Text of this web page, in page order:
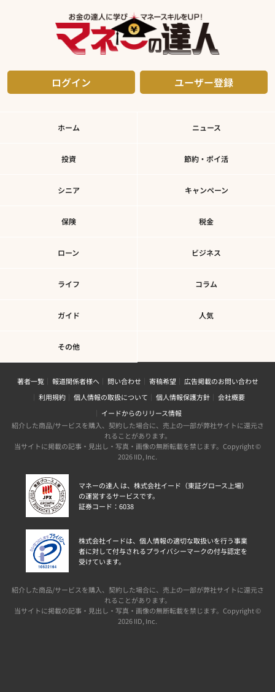
ログイン ユーザー登録
ホーム ニュース
投資 節約・ポイ活
シニア キャンペーン
保険 税金
ローン ビジネス
ライフ コラム
ガイド 人気
その他
著者一覧 報道関係者様へ 問い合わせ 寄稿希望
広告掲載のお問い合わせ
利用規約
個人情報の取扱について 個人情報保護方針
会社概要
イードからのリリース情報
紹介した商品/サービスを購入、契約した場合に、売上の一部が弊社サイトに還元さ
れることがあります。
当サイトに掲載の記事・見出し・写真・画像の無断転載を禁じます。Copyright ©
2026 IID, Inc.
マネーの達人 は、株式会社イード（東証グロース上場）
の運営するサービスです。
証券コード：6038
株式会社イードは、個人情報の適切な取扱いを行う事業
者に対して付与されるプライバシーマークの付与認定を
受けています。
紹介した商品/サービスを購入、契約した場合に、売上の一部が弊社サイトに還元さ
れることがあります。
当サイトに掲載の記事・見出し・写真・画像の無断転載を禁じます。Copyright ©
2026 IID, Inc.